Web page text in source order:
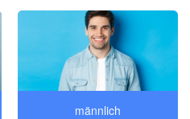
männlich